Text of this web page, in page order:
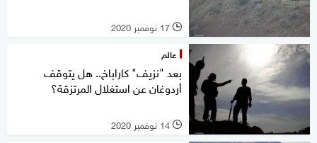
l 17 نوفمبر 2020
عالم
بعد "نزيف" كاراباخ.. هل يتوقف
أردوغان عن استغلال المرتزقة؟
l 14 نوفمبر 2020